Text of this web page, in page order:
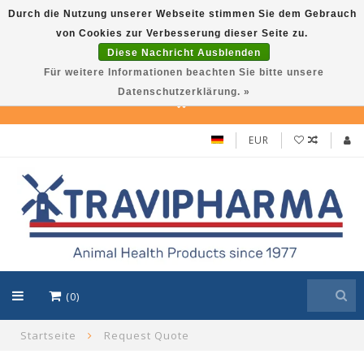
Travi Pet –Reliable care solutions for pets,
in line with Travipharma’s quality
standards. Use TraviPet10 for 10% discount!
EUR
(0)
Startseite Request Quote
Durch die Nutzung unserer Webseite stimmen Sie dem Gebrauch
von Cookies zur Verbesserung dieser Seite zu.
Diese Nachricht Ausblenden
Für weitere Informationen beachten Sie bitte unsere
Datenschutzerklärung. »